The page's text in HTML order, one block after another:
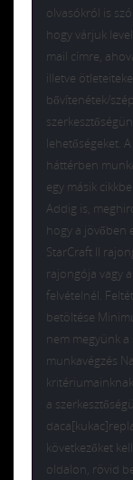
olvasókról is
hogy várjuk
mail címre,
illetve
bővítenétek/
lehetőségeket.
háttérben
egy másik
Addig is,
hogy a jövőben
StarCraft II
rajongója vagy
felvételnél.
betöltése
nem megyünk
munkavégzés
a
következőket
oldalon, rövid